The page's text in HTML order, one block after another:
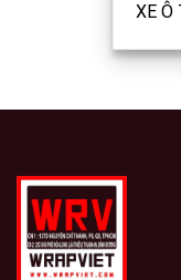
XE Ô